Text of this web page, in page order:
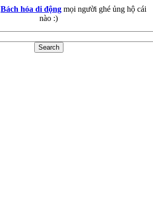
Bách hóa di động mọi người ghé ủng hộ cái
nào :)